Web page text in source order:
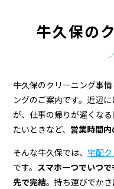
宅
配
ク
リ
ー
牛久保の
牛久保のクリーニング事情
ングのご案内です。近辺
が、仕事の帰りが遅くな
たいときなど、 営業時間
そんな牛久保では、 宅配ク
です。 スマホ一つでいつ
先で完結。持ち運びでか